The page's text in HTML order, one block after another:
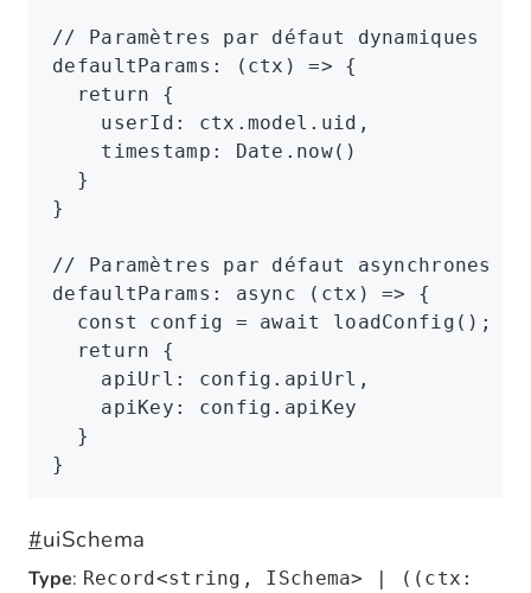
// Paramètres par défaut dynamiques
defaultParams : (ctx) => {
  return
{
    userId
: ctx . model .uid ,
    timestamp
: Date .now()
  }
}
// Paramètres par défaut asynchrones
defaultParams : async (ctx) => {
  const
config = await loadConfig ();
  return
{
    apiUrl
: config .apiUrl ,
    apiKey
: config .apiKey
  }
}
#uiSchema
Type: Record<string, ISchema> | ((ctx: